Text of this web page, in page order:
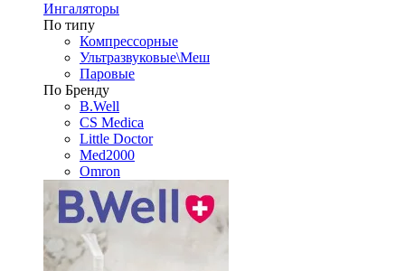
Ингаляторы
По типу
Компрессорные
Ультразвуковые\Меш
Паровые
По Бренду
B.Well
CS Medica
Little Doctor
Med2000
Omron